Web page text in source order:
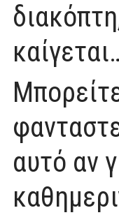
αυτό αν